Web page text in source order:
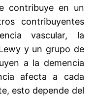
contribuye en un
contribuyentes
vascular, la
y un grupo de
a la demencia
afecta a cada
esto depende del